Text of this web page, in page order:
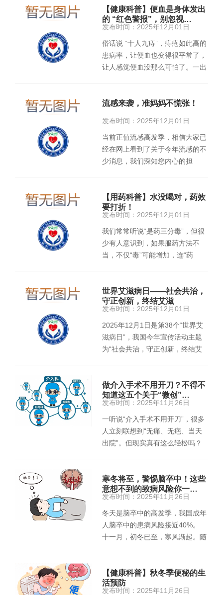
【健康科普】便血是身体发出
的 “红色警报”，别忽视…
发布时间：2025年12月01日
俗话说 “十人九痔”，痔疮如此高的
患病率，让便血也变得很平常了，
让人感觉便血没那么可怕了。一出
流感来袭，准妈妈不慌张！
发布时间：2025年12月01日
当前正值流感高发季，相信大家已
经在网上看到了关于今年流感的不
少消息，我们深知您内心的担
【用药科普】水没喝对，药效
要打折！
发布时间：2025年12月01日
我们常常听说“是药三分毒”，但很
少有人意识到，如果服药方法不
当，不仅“毒”可能增加，连“药
世界艾滋病日——社会共治，
守正创新，终结艾滋
发布时间：2025年12月01日
2025年12月1日是第38个“世界艾
滋病日”，我国今年宣传活动主题
为“社会共治，守正创新，终结艾
做介入手术不用开刀？不得不
知道这五个关于“微创”…
发布时间：2025年11月26日
一听说“介入手术不用开刀”，很多
人立刻联想到“无痛、无疤、当天
出院”。但现实真有这么轻松吗？
寒冬将至，警惕脑卒中！这些
意想不到的致病风险你一…
发布时间：2025年11月26日
冬天是脑卒中的高发季，我国成年
人脑卒中的患病风险接近40%。
十一月，初冬已至，寒风渐起。随
【健康科普】秋冬季便秘的生
活预防
发布时间：2025年11月26日